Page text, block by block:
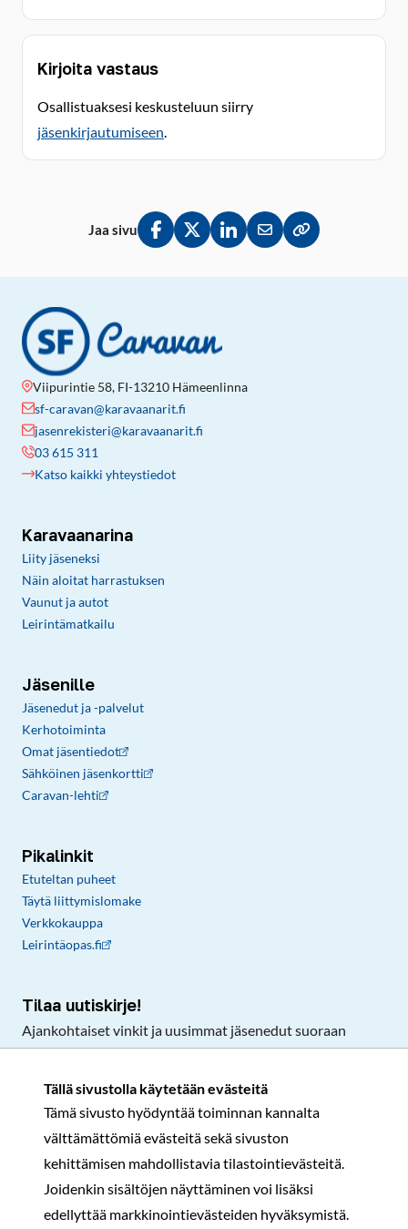
Tällä sivustolla käytetään evästeitä
Tämä sivusto hyödyntää toiminnan kannalta
välttämättömiä evästeitä sekä sivuston
kehittämisen mahdollistavia tilastointievästeitä.
Joidenkin sisältöjen näyttäminen voi lisäksi
edellyttää markkinointievästeiden hyväksymistä.
Kirjoita vastaus
Osallistuaksesi keskusteluun siirry
jäsenkirjautumiseen.
Jaa sivu
Jaa Facebookissa
Jaa Twitterissä
Jaa LinkedInissä
Jaa sähköpostitse
Kopioi linkki
Viipurintie 58, FI-13210 Hämeenlinna
sf-caravan@karavaanarit.fi
jasenrekisteri@karavaanarit.fi
03 615 311
Katso kaikki yhteystiedot
Karavaanarina
Liity jäseneksi
Näin aloitat harrastuksen
Vaunut ja autot
Leirintämatkailu
Jäsenille
Jäsenedut ja -palvelut
Kerhotoiminta
Omat jäsentiedot
Sähköinen jäsenkortti
Caravan-lehti
Pikalinkit
Etuteltan puheet
Täytä liittymislomake
Verkkokauppa
Leirintäopas.fi
Tilaa uutiskirje!
Ajankohtaiset vinkit ja uusimmat jäsenedut suoraan
Rekisteri- ja tietosuojaselosteSopimusehdot